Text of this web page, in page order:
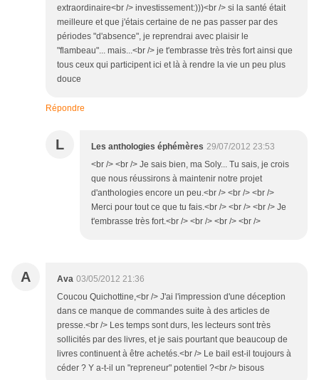
extraordinaire<br /> investissement:)))<br /> si la santé était
meilleure et que j'étais certaine de ne pas passer par des
périodes "d'absence", je reprendrai avec plaisir le
"flambeau"... mais...<br /> je t'embrasse très très fort ainsi que
tous ceux qui participent ici et là à rendre la vie un peu plus
douce
Répondre
L Les anthologies éphémères 29/07/2012 23:53
<br /> <br /> Je sais bien, ma Soly... Tu sais, je crois
que nous réussirons à maintenir notre projet
d'anthologies encore un peu.<br /> <br /> <br />
Merci pour tout ce que tu fais.<br /> <br /> <br /> Je
t'embrasse très fort.<br /> <br /> <br /> <br />
A Ava 03/05/2012 21:36
Coucou Quichottine,<br /> J'ai l'impression d'une déception
dans ce manque de commandes suite à des articles de
presse.<br /> Les temps sont durs, les lecteurs sont très
sollicités par des livres, et je sais pourtant que beaucoup de
livres continuent à être achetés.<br /> Le bail est-il toujours à
céder ? Y a-t-il un "repreneur" potentiel ?<br /> bisous